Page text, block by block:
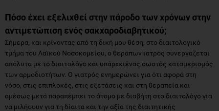
Πόσο έχει εξελιχθεί στην πάροδο των χρόνων στην
αντιμετώπιση ενός σακχαροδιαβητικού;
Σήμερα, και κρίνοντας από τη δική μου θέση, στο διαιτολογικό
τμήμα του Λαϊκού Νοσοκομείου, ο θεράπων ιατρός συνεργάζεται
απόλυτα με το διαιτολόγο και υπάρχειένας σωστός καταμερισμός
των αρμοδιοτήτων. Ο γιατρός ενημερώνει για ότι αφορά στη
νόσο, στις επιπλοκές, στις εξετάσεις και στη θεραπεία και
αμέσως μετά παραπέμπει το άτομο με διαβήτη στο διαιτολόγο για
να μιλήσουν για τη δίαιτα και την αξία της διαιτητικής